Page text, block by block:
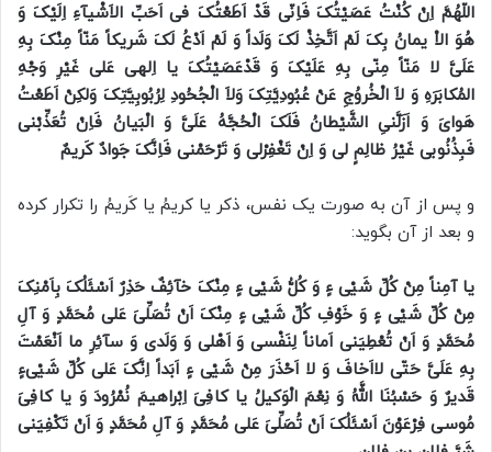
اللّهُمَّ اِنْ کُنْتُ عَصَیْتُکَ فَاِنّى قَدْ اَطَعْتُکَ فى اَحَبِّ الاَشْیآءِ اِلَیْکَ وَ
هُوَ الاْ یمانُ بِکَ لَمْ اَتَّخِذْ لَکَ وَلَداً وَ لَمْ اَدْعُ لَکَ شَریکاً مَنّاً مِنْکَ بِهِ
عَلَىَّ لا مَنّاً مِنّى بِهِ عَلَیْکَ وَ قَدْعَصَیْتُکَ یا اِلهى عَلى غَیْرِ وَجْهِ
المُکابَرَهِ وَ لاَ الْخُروُجِ عَنْ عُبُودِیَّتِکَ وَلاَ الْجُحُودِ لِرُبُوبِیَّتِکَ وَلکِنْ اَطَعْتُ
هَواىَ وَ اَزَلَّنىِ الشَّیْطانُ فَلَکَ الْحُجَّهُ عَلَىَّ وَ الْبَیانُ فَاِنْ تُعَذِّبْنى
فَبِذُنُوبى غَیْرُ ظالِمٍ لى وَ اِنْ تَغْفِرْلى وَ تَرْحَمْنى فَاِنَّکَ جَوادٌ کَریمٌ
و پس از آن به صورت یک نفس، ذکر یا کریمُ یا کَریمُ را تکرار کرده
و بعد از آن بگوید:
یا آمِناً مِنْ کُلِّ شَیْى ءٍ وَ کُلُّ شَیْى ءٍ مِنْکَ خآئِفٌ حَذِرٌ اَسْئَلُکَ بِاَمْنِکَ
مِنْ کُلِّ شَیْى ءٍ وَ خَوْفِ کُلِّ شَیْى ءٍ مِنْکَ اَنْ تُصَلِّىَ عَلى مُحَمَّدٍ وَ آلِ
مُحَمَّدٍ وَ اَنْ تُعْطِیَنى اَماناً لِنَفْسى وَ اَهْلى وَ وَلَدى وَ سآئِرِ ما اَنْعَمْتَ
بِهِ عَلَىَّ حَتّى لااَخافَ وَ لا اَحْذَرَ مِنْ شَیْى ءٍ اَبَداً اِنَّکَ عَلى کُلِّ شَیْىءٍ
قَدیرٌ وَ حَسْبُنَا اللَّهُ وَ نِعْمَ الْوَکیلُ یا کافِىَ اِبْراهیمَ نُمْرُودَ وَ یا کافِىَ
مُوسى فِرْعَوْنَ اَسْئَلُکَ اَنْ تُصَلِّىَ عَلى مُحَمَّدٍ وَ آلِ مُحَمَّدٍ وَ اَنْ تَکْفِیَنى